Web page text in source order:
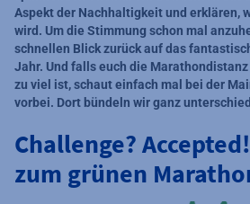
Aspekt der Nachhaltigkeit und erklären,
wird. Um die Stimmung schon mal
schnellen Blick zurück auf das
Jahr. Und falls euch die
zu viel ist, schaut einfach mal bei der
vorbei. Dort bündeln wir ganz
Challenge?
zum grünen